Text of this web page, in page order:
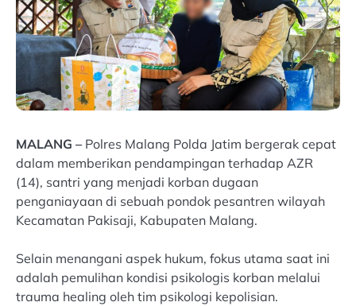
MALANG –Polres Malang Polda Jatim bergerak cepat
dalam memberikan pendampingan terhadap AZR
(14), santri yang menjadi korban dugaan
penganiayaan di sebuah pondok pesantren wilayah
Kecamatan Pakisaji, Kabupaten Malang.
Selain menangani aspek hukum, fokus utama saat ini
adalah pemulihan kondisi psikologis korban melalui
trauma healing oleh tim psikologi kepolisian.